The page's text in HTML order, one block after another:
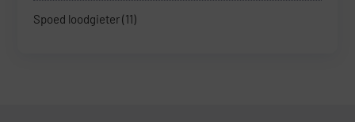
Spoed loodgieter(11)